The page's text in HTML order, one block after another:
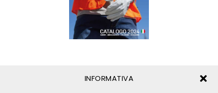
INFORMATIVA